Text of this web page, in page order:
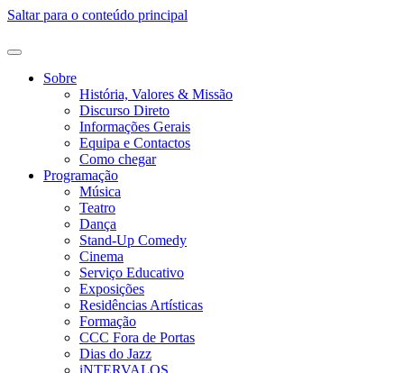
Saltar para o conteúdo principal
Sobre
História, Valores & Missão
Discurso Direto
Informações Gerais
Equipa e Contactos
Como chegar
Programação
Música
Teatro
Dança
Stand-Up Comedy
Cinema
Serviço Educativo
Exposições
Residências Artísticas
Formação
CCC Fora de Portas
Dias do Jazz
iNTERVALOS